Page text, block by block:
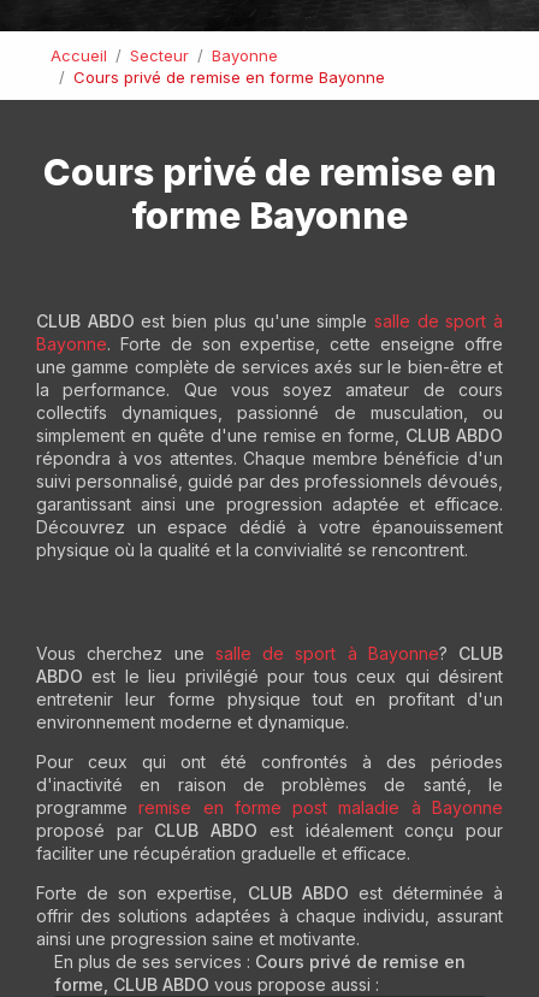
Accueil Secteur
Bayonne
Cours privé de remise en forme Bayonne
Cours privé de remise en
forme Bayonne
CLUB ABDOest bien plus qu'une simple salle de sport à
Bayonne. Forte de son expertise, cette enseigne offre
une gamme complète de services axés sur le bien-être et
la performance. Que vous soyez amateur de cours
collectifs dynamiques, passionné de musculation, ou
simplement en quête d'une remise en forme, CLUB ABDO
répondra à vos attentes. Chaque membre bénéficie d'un
suivi personnalisé, guidé par des professionnels dévoués,
garantissant ainsi une progression adaptée et efficace.
Découvrez un espace dédié à votre épanouissement
physique où la qualité et la convivialité se rencontrent.
Vous cherchez une salle de sport à Bayonne? CLUB
ABDO est le lieu privilégié pour tous ceux qui désirent
entretenir leur forme physique tout en profitant d'un
environnement moderne et dynamique.
Pour ceux qui ont été confrontés à des périodes
d'inactivité en raison de problèmes de santé, le
programmeremise en forme post maladie à Bayonne
proposé par CLUB ABDO est idéalement conçu pour
faciliter une récupération graduelle et efficace.
Forte de son expertise, CLUB ABDO est déterminée à
offrir des solutions adaptées à chaque individu, assurant
ainsi une progression saine et motivante.
En plus de ses services : Cours privé de remise en
forme, CLUB ABDO vous propose aussi :